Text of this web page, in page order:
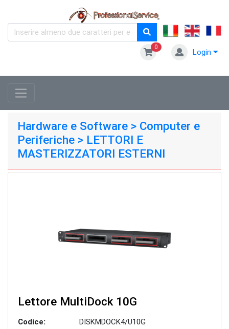
0
Login
Hardware e Software > Computer e
Periferiche > LETTORI E
MASTERIZZATORI ESTERNI
Lettore MultiDock 10G
Codice:
DISKMDOCK4/U10G